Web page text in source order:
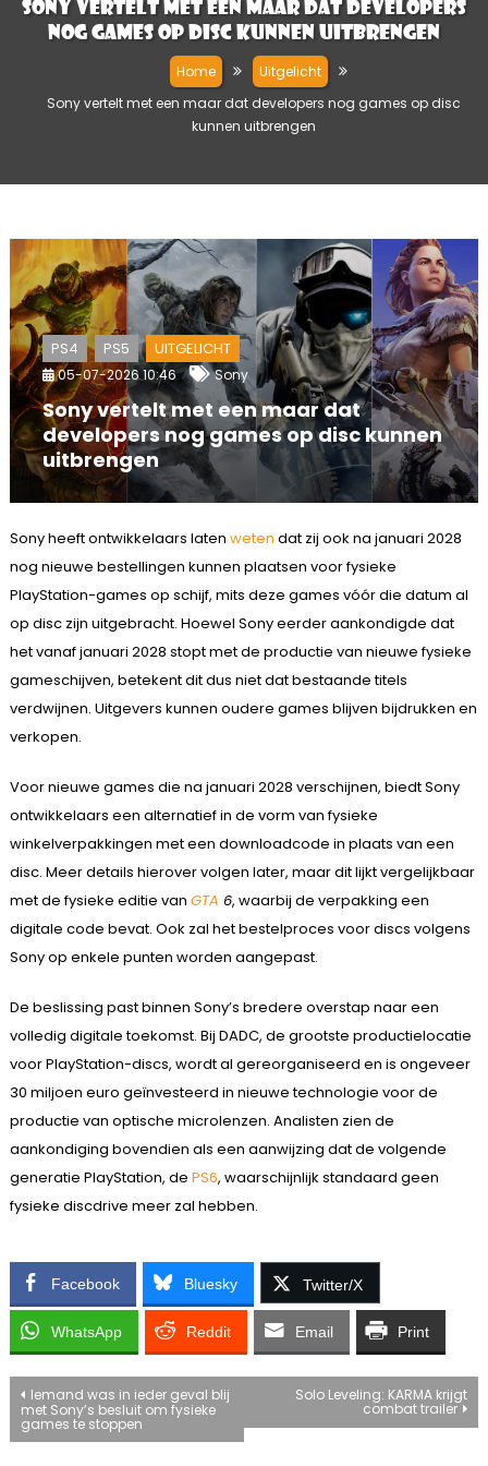
Sony vertelt met een maar dat developers
nog games op disc kunnen uitbrengen
Home
Uitgelicht
Sony vertelt met een maar dat developers nog games op disc
kunnen uitbrengen
PS4 PS5 UITGELICHT
05-07-2026 10:46 Sony
Sony vertelt met een maar dat
developers nog games op disc kunnen
uitbrengen
Sony heeft ontwikkelaars laten weten dat zij ook na januari 2028
nog nieuwe bestellingen kunnen plaatsen voor fysieke
PlayStation-games op schijf, mits deze games vóór die datum al
op disc zijn uitgebracht. Hoewel Sony eerder aankondigde dat
het vanaf januari 2028 stopt met de productie van nieuwe fysieke
gameschijven, betekent dit dus niet dat bestaande titels
verdwijnen. Uitgevers kunnen oudere games blijven bijdrukken en
verkopen.
Voor nieuwe games die na januari 2028 verschijnen, biedt Sony
ontwikkelaars een alternatief in de vorm van fysieke
winkelverpakkingen met een downloadcode in plaats van een
disc. Meer details hierover volgen later, maar dit lijkt vergelijkbaar
met de fysieke editie van GTA 6, waarbij de verpakking een
digitale code bevat. Ook zal het bestelproces voor discs volgens
Sony op enkele punten worden aangepast.
De beslissing past binnen Sony’s bredere overstap naar een
volledig digitale toekomst. Bij DADC, de grootste productielocatie
voor PlayStation-discs, wordt al gereorganiseerd en is ongeveer
30 miljoen euro geïnvesteerd in nieuwe technologie voor de
productie van optische microlenzen. Analisten zien de
aankondiging bovendien als een aanwijzing dat de volgende
generatie PlayStation, de PS6, waarschijnlijk standaard geen
fysieke discdrive meer zal hebben.
Facebook Bluesky Twitter/X
WhatsApp Reddit Email Print
Bericht
navigatie
Iemand was in ieder geval blij
met Sony’s besluit om fysieke
games te stoppen
Solo Leveling: KARMA krijgt
combat trailer